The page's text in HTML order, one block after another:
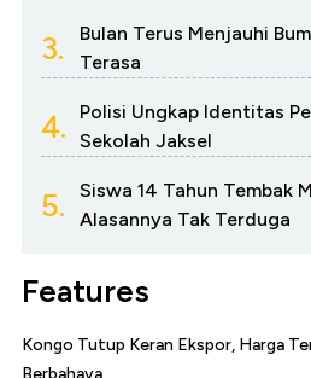
3.
Bulan Terus Menjauhi
Terasa
4.
Polisi Ungkap Identitas
Sekolah Jaksel
5.
Siswa 14 Tahun Tembak
Alasannya Tak Terduga
Features
Kongo Tutup Keran Ekspor, Harga